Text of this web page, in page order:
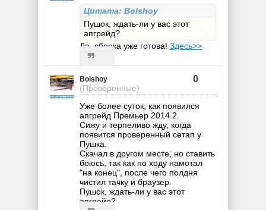
Цитата: Bolshoy
Пушок, ждать-ли у вас этот
апгрейд?
Да, сборка уже готова! Здесь>>
Bolshoy
(Проверенные)
0
Уже более суток, как появился
апгрейд Премьер 2014.2.
Сижу и терпеливо жду, когда
появится проверенный сетап у
Пушка.
Скачал в другом месте, но ставить
боюсь, так как по ходу намотал
"на конец", после чего полдня
чистил тачку и браузер.
Пушок, ждать-ли у вас этот
апгрейд?